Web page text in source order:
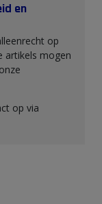
en
op
artikels mogen
op via